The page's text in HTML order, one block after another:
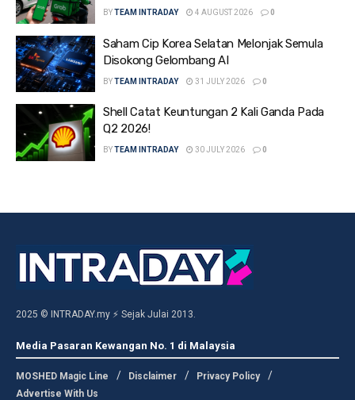
BYTEAM INTRADAY 4 AUGUST 2026 0
Saham Cip Korea Selatan Melonjak Semula
Disokong Gelombang AI
BYTEAM INTRADAY 31 JULY 2026 0
Shell Catat Keuntungan 2 Kali Ganda Pada
Q2 2026!
BYTEAM INTRADAY 30 JULY 2026 0
2025 © INTRADAY.my ⚡ Sejak Julai 2013.
Media Pasaran Kewangan No. 1 di Malaysia
MOSHED Magic Line Disclaimer
Privacy Policy
Advertise With Us